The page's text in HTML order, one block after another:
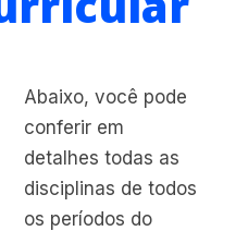
Abaixo, você pode
conferir em
detalhes todas as
disciplinas de todos
os períodos do